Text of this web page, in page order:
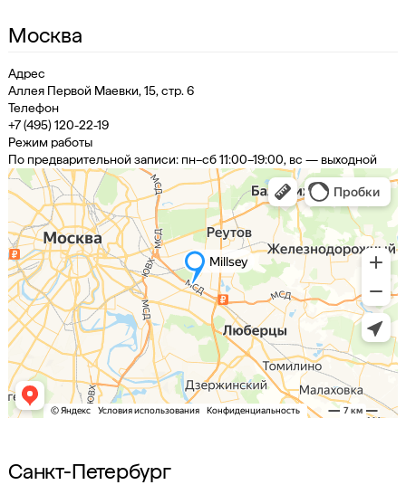
Москва
Адрес
Аллея Первой Маевки, 15, стр. 6
Телефон
+7 (495) 120-22-19
Режим работы
По предварительной записи: пн–сб 11:00–19:00, вс — выходной
Санкт-Петербург